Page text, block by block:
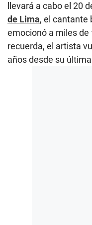
llevará a cabo el 20
de Lima, el cantante
emocionó a miles
recuerda, el artista
años desde su